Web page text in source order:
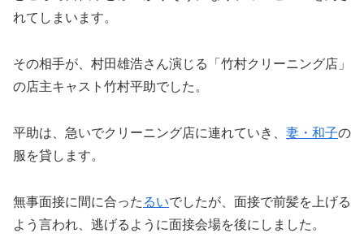
れてしまいます。
その相手が、村田雄浩さん演じる「竹村クリーニング店」
の店主キャスト竹村平助でした。
平助は、急いでクリーニング店に連れていき、 妻・和子の
服を貸します。
無事面接に間に合った るいでしたが、面接で前髪を上げる
よう言われ、逃げるように面接会場を後にしました。